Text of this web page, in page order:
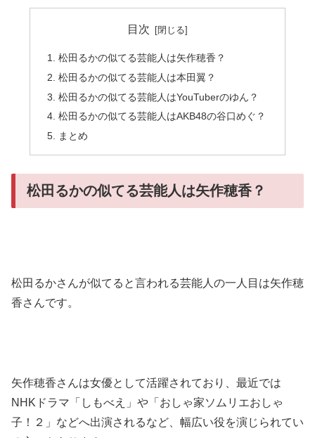
目次
松田るかの似てる芸能人は矢作穂香？
松田るかの似てる芸能人は本田翼？
松田るかの似てる芸能人はYouTuberのゆん？
松田るかの似てる芸能人はAKB48の谷口めぐ？
まとめ
松田るかの似てる芸能人は矢作穂香？
松田るかさんが似てると言われる芸能人の一人目は矢作穂
香さんです。
矢作穂香さんは女優として活躍されており、最近では
NHKドラマ「しもべえ」や「おしゃ家ソムリエおしゃ
子！２」などへ出演されるなど、幅広い役を演じられてい